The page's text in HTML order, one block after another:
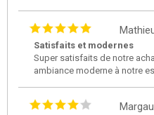
Satisfaits et modernes
Super satisfaits de notre
ambiance moderne à notre